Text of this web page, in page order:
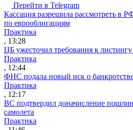
Перейти в Telegram
Кассация разрешила рассмотреть в
по еврооблигациям
Практика
, 13:28
ЦБ ужесточил требования к
Практика
, 12:44
ФНС подала новый иск о
Практика
, 12:17
ВС подтвердил доначисление
самолета
Практика